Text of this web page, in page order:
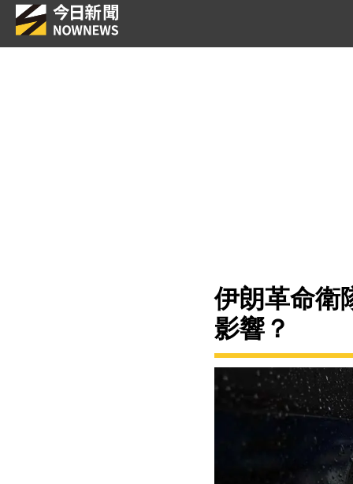
伊朗革命衛
影響？